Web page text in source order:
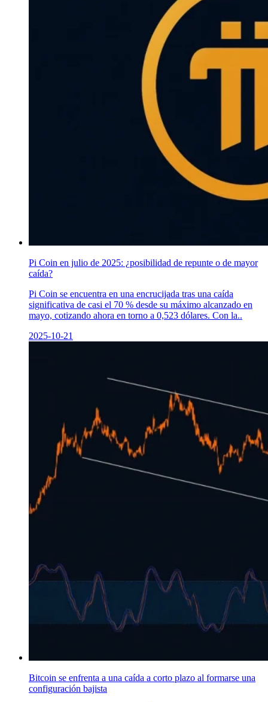
Pi Coin en julio de 2025: ¿posibilidad de repunte o de mayor
caída?
Pi Coin se encuentra en una encrucijada tras una caída
significativa de casi el 70 % desde su máximo alcanzado en
mayo, cotizando ahora en torno a 0,523 dólares. Con la..
2025-10-21
Bitcoin se enfrenta a una caída a corto plazo al formarse una
configuración bajista